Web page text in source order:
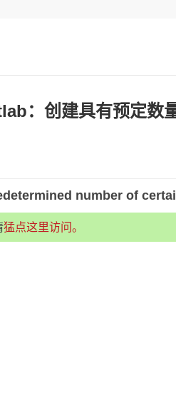
：创建具有预定数
number of
猛点这里访问。